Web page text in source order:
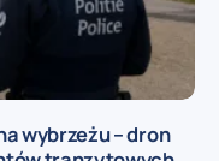
wybrzeżu – dron